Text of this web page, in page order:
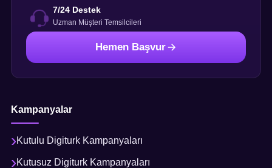
7/24 Destek
Uzman Müşteri Temsilcileri
Hemen Başvur
Kampanyalar
Kutulu Digiturk Kampanyaları
Kutusuz Digiturk Kampanyaları